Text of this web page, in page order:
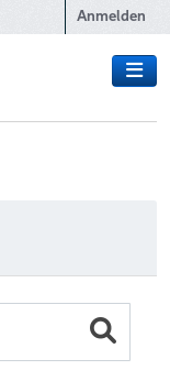
Anmelden